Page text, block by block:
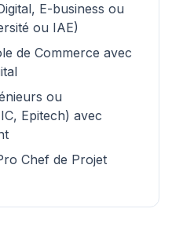
E-business ou
ou IAE)
de Commerce avec
ou
Epitech) avec
Chef de Projet